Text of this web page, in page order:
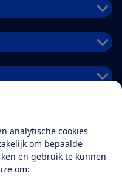
analytische cookies
om bepaalde
en gebruik te kunnen
om: